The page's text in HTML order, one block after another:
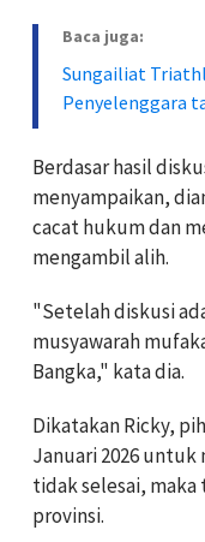
Baca juga:
Sungailiat
Penyelenggara
Berdasar hasil
menyampaikan,
cacat hukum dan
mengambil alih.
"Setelah diskusi
musyawarah
Bangka," kata dia.
Dikatakan Ricky,
Januari 2026 untuk
tidak selesai,
provinsi.